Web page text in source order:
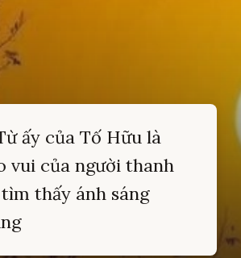
ấy của Tố Hữu là
vui của người thanh
thấy ánh sáng